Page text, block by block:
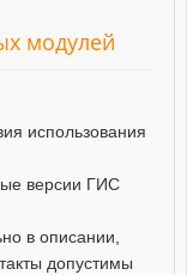
модулей
использования
версии ГИС
в описании,
допустимы